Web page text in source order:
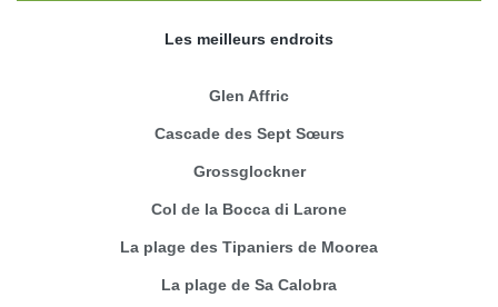
Les meilleurs endroits
Glen Affric
Cascade des Sept Sœurs
Grossglockner
Col de la Bocca di Larone
La plage des Tipaniers de Moorea
La plage de Sa Calobra